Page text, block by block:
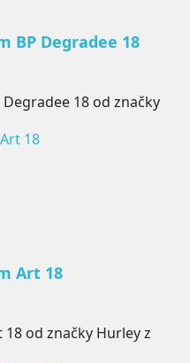
BP Degradee 18
Degradee 18 od značky
Art 18
18 od značky Hurley z